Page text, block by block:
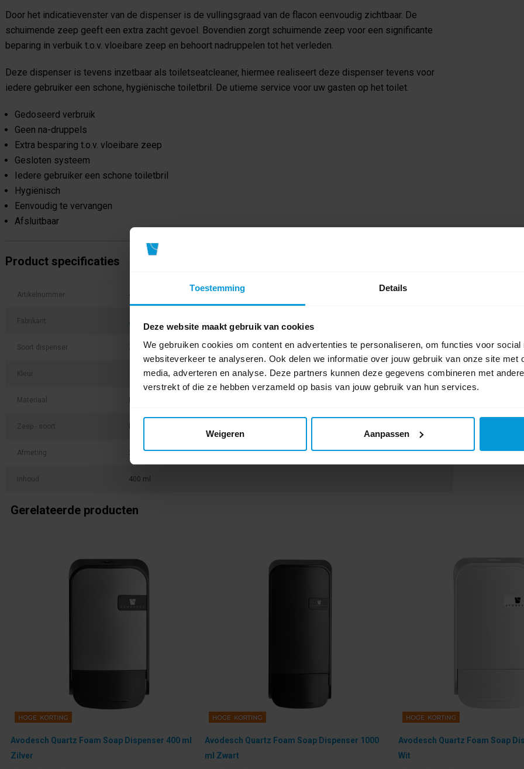
Toestemming Details
Deze website maakt gebruik van cookies
We gebruiken cookies om content en advertenties te personaliseren, om functies voor social
websiteverkeer te analyseren. Ook delen we informatie over jouw gebruik van onze site met
media, adverteren en analyse. Deze partners kunnen deze gegevens combineren met
verstrekt of die ze hebben verzameld op basis van jouw gebruik van hun services.
Weigeren Aanpassen
Door het indicatievenster van de dispenser is de vullingsgraad van de flacon eenvoudig zichtbaar. De
schuimende zeep geeft een extra zacht gevoel. Bovendien zorgt schuimende zeep voor een significante
beparing in verbuik t.o.v. vloeibare zeep en behoort nadruppelen tot het verleden.
Deze dispenser is tevens inzetbaar als toiletseatcleaner, hiermee realiseert deze dispenser tevens voor
iedere gebruiker een schone, hygiënische toiletbril. De utieme service voor uw gasten op het toilet.
Gedoseerd verbruik
Geen na-druppels
Extra besparing t.o.v. vloeibare zeep
Gesloten systeem
Iedere gebruiker een schone toiletbril
Hygiënisch
Eenvoudig te vervangen
Afsluitbaar
Product specificaties
Artikelnummer 441651
Fabrikant: Avodesch
Soort dispenser Zeep
Kleur
Materiaal
Zeep - soort
Afmeting 200 x 115 x 86 mm
Inhoud 400 ml
Gerelateerde producten
Avodesch Quartz Foam Soap Dispenser 400 ml
Zilver
Avodesch Quartz Foam Soap Dispenser 1000
ml Zwart
Avodesch Quartz Foam Soap
Wit